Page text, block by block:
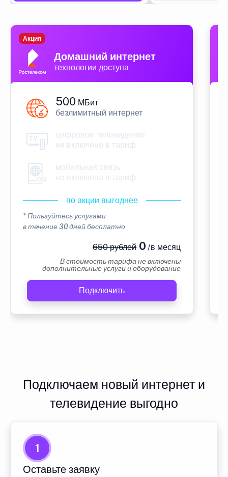
Домашний интернет
технологии доступа
Акция
500 МБит
безлимитный интернет
цифровое телевидение
не включено в тариф
мобильная связь
не включена в тариф
по акции выгоднее
* Пользуйтесь услугами
в течение 30 дней бесплатно
650 рублей0 /в месяц
В стоимость тарифа не включены
дополнительные услуги и оборудование
Подключить
Подключаем новый интернет и
телевидение выгодно
1
Оставьте заявку